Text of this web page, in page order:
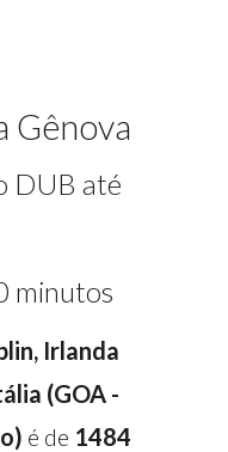
Gênova
DUB até
minutos
Irlanda
(GOA -
é de 1484